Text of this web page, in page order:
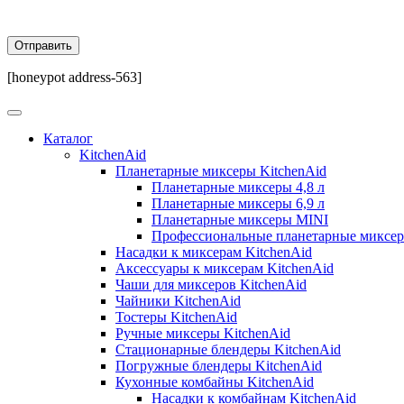
[honeypot address-563]
Каталог
KitchenAid
Планетарные миксеры KitchenAid
Планетарные миксеры 4,8 л
Планетарные миксеры 6,9 л
Планетарные миксеры MINI
Профессиональные планетарные
Насадки к миксерам KitchenAid
Аксессуары к миксерам KitchenAid
Чаши для миксеров KitchenAid
Чайники KitchenAid
Тостеры KitchenAid
Ручные миксеры KitchenAid
Стационарные блендеры KitchenAid
Погружные блендеры KitchenAid
Кухонные комбайны KitchenAid
Насадки к комбайнам KitchenAid